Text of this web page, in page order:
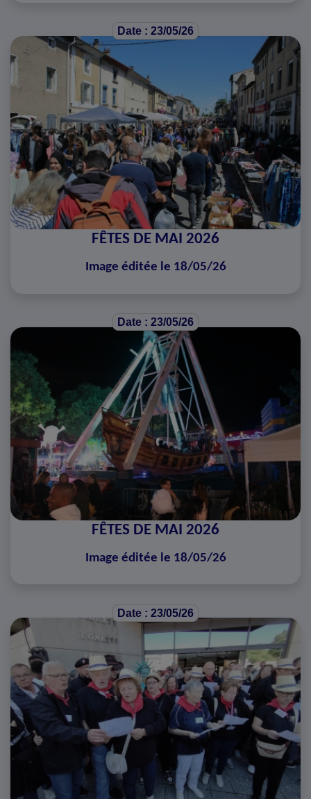
Date : 23/05/26
FÊTES DE MAI 2026
Image éditée le 18/05/26
Date : 23/05/26
FÊTES DE MAI 2026
Image éditée le 18/05/26
Date : 23/05/26